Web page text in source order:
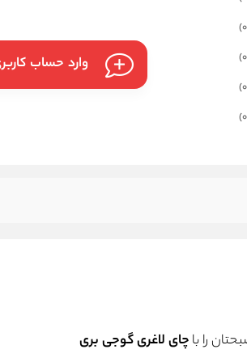
)
)
)
)
وارد حساب
را باچای لاغری گوجی بری